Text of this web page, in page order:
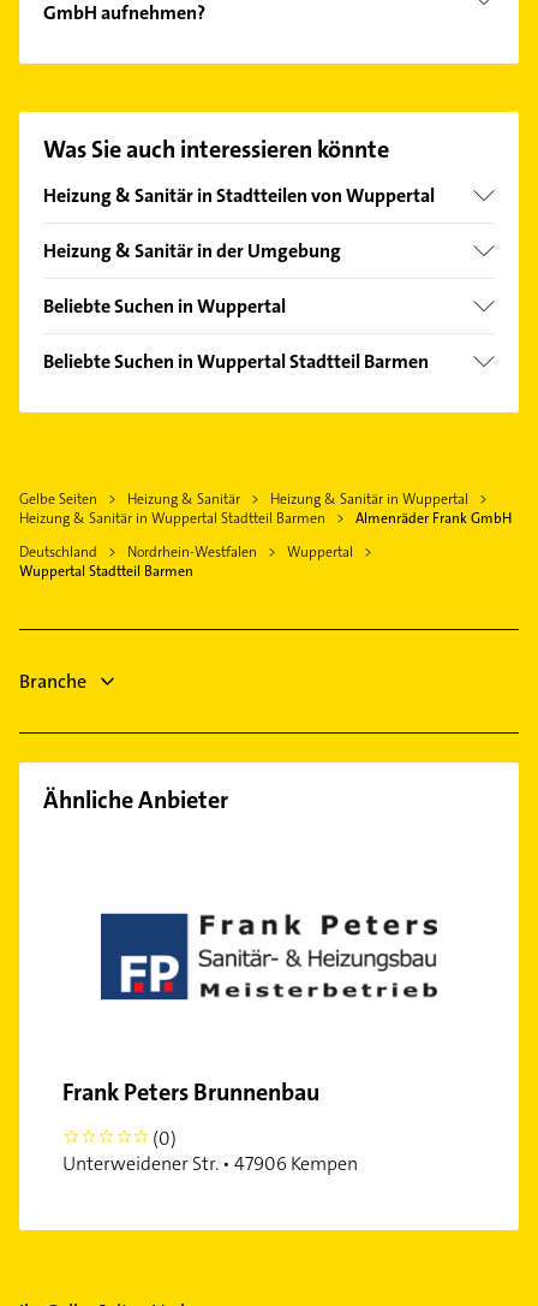
GmbH aufnehmen?
finden Sie alleKontaktdaten.
Was Sie auch interessieren könnte
Heizung & Sanitär in Stadtteilen von Wuppertal
Beyenburg
Elberfeld
Ronsdorf
Vohwinkel
Heizung & Sanitär in der Umgebung
Remscheid
Haan Rheinland
Sprockhövel
Gevelsberg
Radevormwald
Beliebte Suchen in Wuppertal
Zahnarzt
Gasinstallateur
Hausarzt
Allgemeinarzt
Arzt
Beliebte Suchen in Wuppertal Stadtteil Barmen
Sanitärinstallation
Hausarzt
Gartenbau & Landschaftsbau
Gelbe Seiten Heizung & Sanitär
Heizung & Sanitär in Wuppertal
Heizung & Sanitär in Wuppertal Stadtteil Barmen
Almenräder Frank GmbH
Deutschland
Nordrhein-Westfalen
Wuppertal
Wuppertal Stadtteil Barmen
Branche
Ähnliche Anbieter
Frank Peters Brunnenbau
0
(0)
Unterweidener Str. • 47906 Kempen